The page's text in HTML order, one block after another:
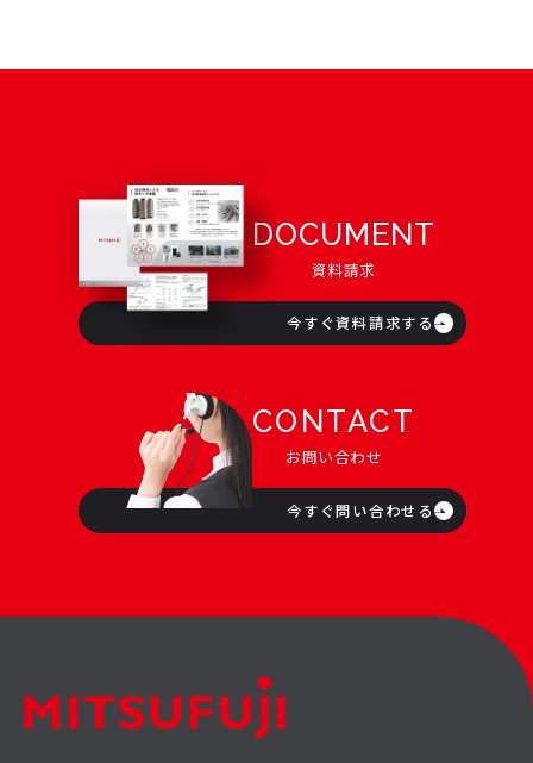
DOCUMENT
資料請求
今すぐ資料請求する
CONTACT
お問い合わせ
今すぐ問い合わせる